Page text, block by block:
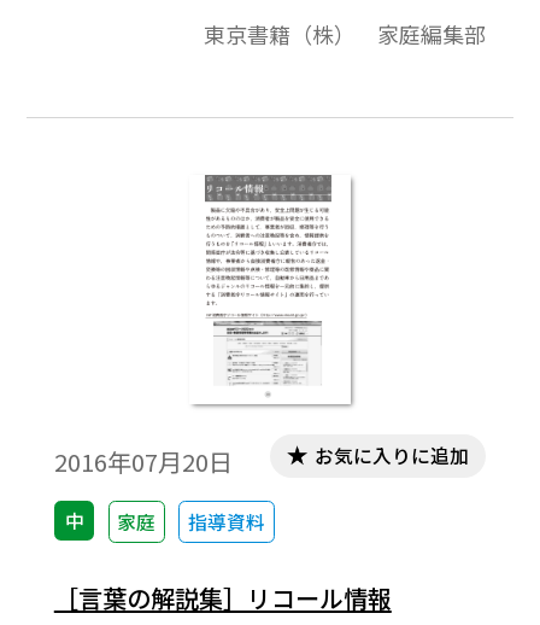
能な開発のための教育」と訳されていま
和・開発と いったさまざまな地球規模の課
東京書籍（株） 家庭編集部
2016年07月20日
中 家庭 指導資料
お気に入りに追加
［言葉の解説集］リコール情報